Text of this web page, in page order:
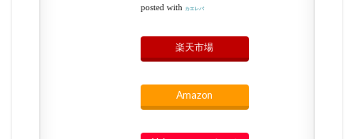
posted with カエレバ
楽天市場
Amazon